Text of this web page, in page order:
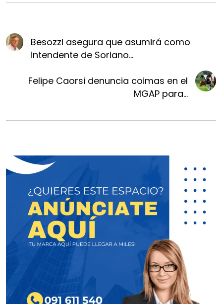
Besozzi asegura que asumirá como
intendente de Soriano...
Felipe Caorsi denuncia coimas en el
MGAP para...